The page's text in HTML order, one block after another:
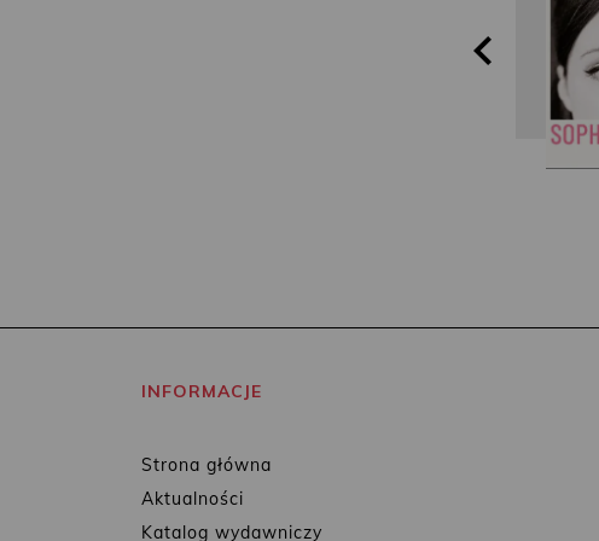
INFORMACJE
Strona główna
Aktualności
Katalog wydawniczy